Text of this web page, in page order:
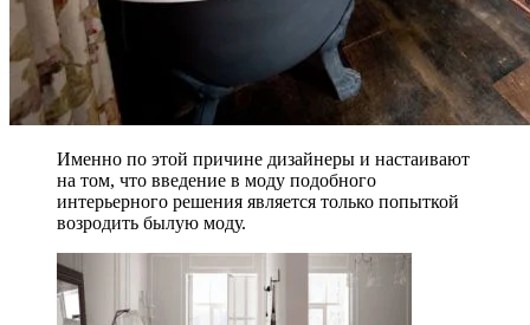
Именно по этой причине дизайнеры и настаивают
на том, что введение в моду подобного
интерьерного решения является только попыткой
возродить былую моду.